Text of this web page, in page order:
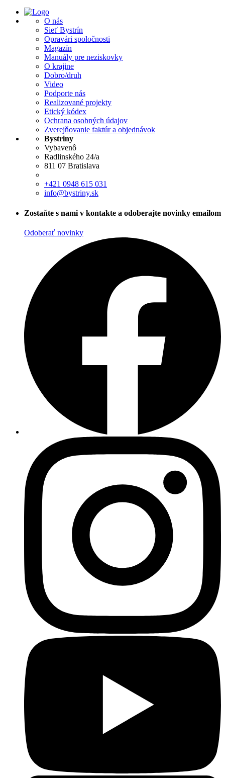
O nás
Sieť Bystrín
Opravári spoločnosti
Magazín
Manuály pre neziskovky
O krajine
Dobro/druh
Video
Podporte nás
Realizované projekty
Etický kódex
Ochrana osobných údajov
Zverejňovanie faktúr a objednávok
Bystriny
Vybavenô
Radlinského 24/a
811 07 Bratislava
+421 0948 615 031
info@bystriny.sk
Zostaňte s nami v kontakte a odoberajte novinky emailom
Odoberať novinky